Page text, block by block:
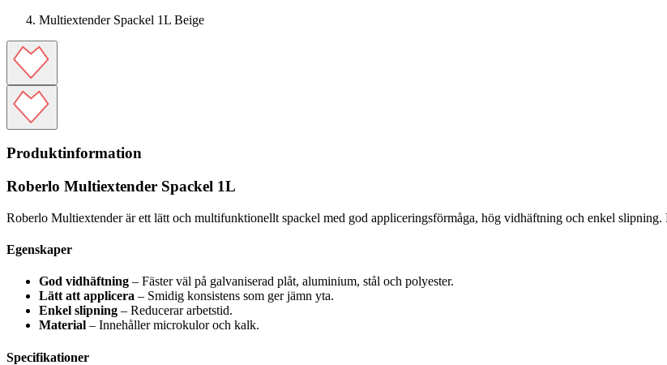
Multiextender Spackel 1L Beige
Produktinformation
Roberlo Multiextender Spackel 1L
Roberlo Multiextender är ett lätt och multifunktionellt spackel med god appliceringsförmåga, hög vidhäftning och enkel
Egenskaper
God vidhäftning – Fäster väl på galvaniserad plåt, aluminium, stål och polyester.
Lätt att applicera – Smidig konsistens som ger jämn yta.
Enkel slipning – Reducerar arbetstid.
Material – Innehåller microkulor och kalk.
Specifikationer